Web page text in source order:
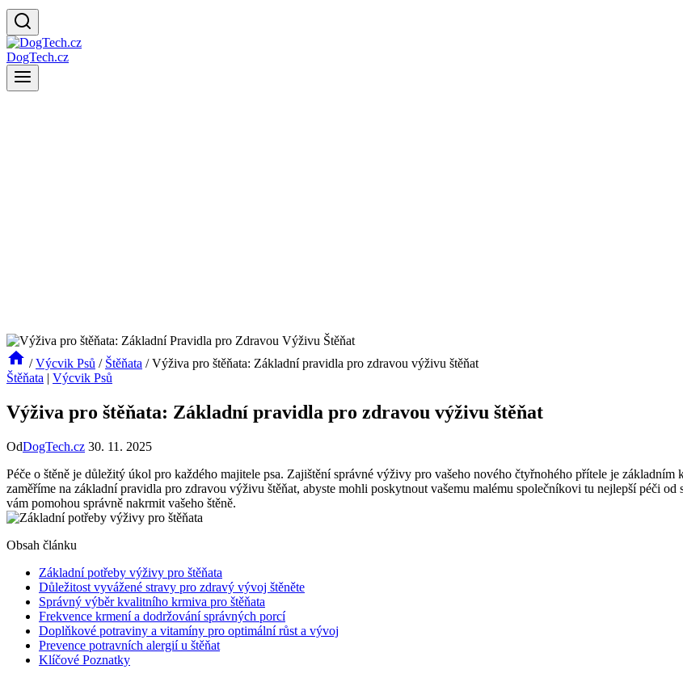
DogTech.cz
/ Výcvik Psů / Štěňata / Výživa pro štěňata: Základní pravidla pro zdravou výživu štěňat
Štěňata | Výcvik Psů
Výživa pro štěňata: Základní pravidla pro zdravou výživu štěňat
OdDogTech.cz 30. 11. 2025
Péče o štěně je důležitý úkol pro každého majitele psa. Zajištění správné výživy pro vašeho nového čtyřnohého přítele je
zaměříme na základní pravidla pro zdravou výživu štěňat, abyste mohli poskytnout vašemu malému společníkovi tu nejlepší péči
vám pomohou správně nakrmit vašeho štěně.
Obsah článku
Základní potřeby výživy pro štěňata
Důležitost vyvážené stravy pro zdravý vývoj štěněte
Správný výběr kvalitního krmiva pro štěňata
Frekvence krmení a dodržování správných porcí
Doplňkové potraviny a vitamíny pro optimální růst a vývoj
Prevence potravních alergií u štěňat
Klíčové Poznatky